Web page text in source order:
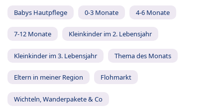
Babys Hautpflege 0-3 Monate 4-6 Monate
7-12 Monate Kleinkinder im 2. Lebensjahr
Kleinkinder im 3. Lebensjahr Thema des Monats
Eltern in meiner Region Flohmarkt
Wichteln, Wanderpakete & Co